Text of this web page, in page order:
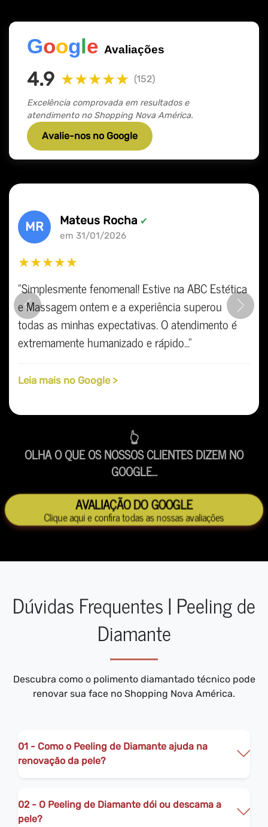
Google Avaliações
4.9 ★★★★★ (152)
Excelência comprovada em resultados e
atendimento no Shopping Nova América.
Avalie-nos no Google
MR Mateus Rocha ✔
em 31/01/2026
★★★★★
"Simplesmente fenomenal! Estive na ABC Estética
e Massagem ontem e a experiência superou
todas as minhas expectativas. O atendimento é
extremamente humanizado e rápido..."
Leia mais no Google >
Previous
👆
OLHA O QUE OS NOSSOS CLIENTES DIZEM NO
GOOGLE...
AVALIAÇÃO DO GOOGLE
Clique aqui e confira todas as nossas avaliações
Dúvidas Frequentes | Peeling de
Diamante
Descubra como o polimento diamantado técnico pode
renovar sua face no Shopping Nova América.
01 - Como o Peeling de Diamante ajuda na
renovação da pele?
02 - O Peeling de Diamante dói ou descama a
pele?